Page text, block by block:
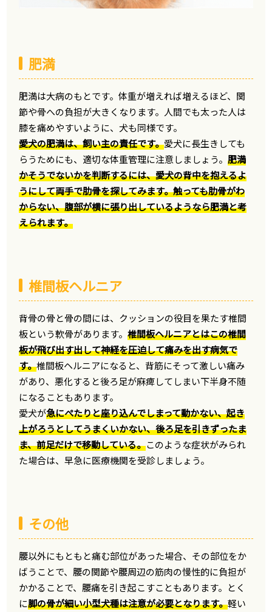
肥満
肥満は大病のもとです。体重が増えれば増えるほど、関
節や骨への負担が大きくなります。人間でも太った人は
膝を痛めやすいように、犬も同様です。
愛犬の肥満は、飼い主の責任です。愛犬に長生きしても
らうためにも、適切な体重管理に注意しましょう。肥満
かそうでないかを判断するには、愛犬の背中を抱えるよ
うにして両手で肋骨を探してみます。触っても肋骨がわ
からない、腹部が横に張り出しているようなら肥満と考
えられます。
椎間板ヘルニア
背骨の骨と骨の間には、クッションの役目を果たす椎間
板という軟骨があります。椎間板ヘルニアとはこの椎間
板が飛び出す出して神経を圧迫して痛みを出す病気で
す。椎間板ヘルニアになると、背筋にそって激しい痛み
があり、悪化すると後ろ足が麻痺してしまい下半身不随
になることもあります。
愛犬が急にぺたりと座り込んでしまって動かない、起き
上がろうとしてうまくいかない、後ろ足を引きずったま
ま、前足だけで移動している。このような症状がみられ
た場合は、早急に医療機関を受診しましょう。
その他
腰以外にもともと痛む部位があった場合、その部位をか
ばうことで、腰の関節や腰周辺の筋肉の慢性的に負担が
かかることで、腰痛を引き起こすこともあります。とく
に脚の骨が細い小型犬種は注意が必要となります。軽い